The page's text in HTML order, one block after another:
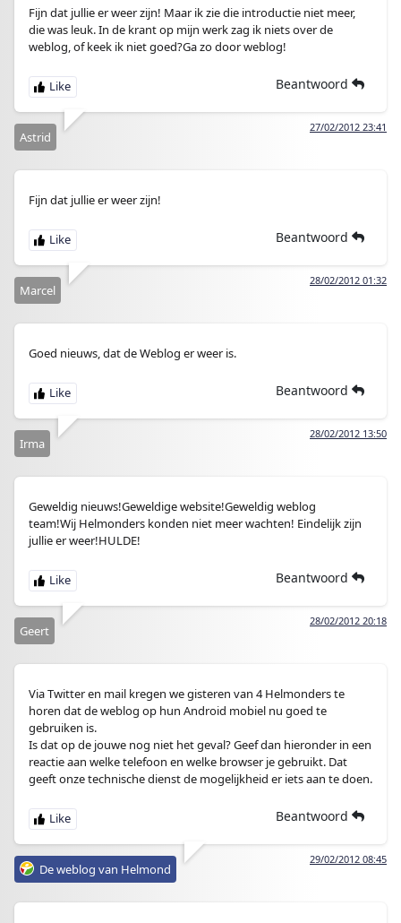
Fijn dat jullie er weer zijn! Maar ik zie die introductie niet meer,
die was leuk. In de krant op mijn werk zag ik niets over de
weblog, of keek ik niet goed?Ga zo door weblog!
Beantwoord
27/02/2012 23:41
Astrid
Fijn dat jullie er weer zijn!
Beantwoord
28/02/2012 01:32
Marcel
Goed nieuws, dat de Weblog er weer is.
Beantwoord
28/02/2012 13:50
Irma
Geweldig nieuws!Geweldige website!Geweldig weblog
team!Wij Helmonders konden niet meer wachten! Eindelijk zijn
jullie er weer!HULDE!
Beantwoord
28/02/2012 20:18
Geert
Via Twitter en mail kregen we gisteren van 4 Helmonders te
horen dat de weblog op hun Android mobiel nu goed te
gebruiken is.
Is dat op de jouwe nog niet het geval? Geef dan hieronder in een
reactie aan welke telefoon en welke browser je gebruikt. Dat
geeft onze technische dienst de mogelijkheid er iets aan te doen.
Beantwoord
29/02/2012 08:45
De weblog van Helmond